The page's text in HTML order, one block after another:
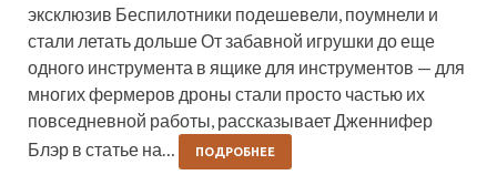
эксклюзив Беспилотники подешевели, поумнели и
стали летать дольше От забавной игрушки до еще
одного инструмента в ящике для инструментов — для
многих фермеров дроны стали просто частью их
повседневной работы, рассказывает Дженнифер
Блэр в статье на…
ПОДРОБНЕЕ